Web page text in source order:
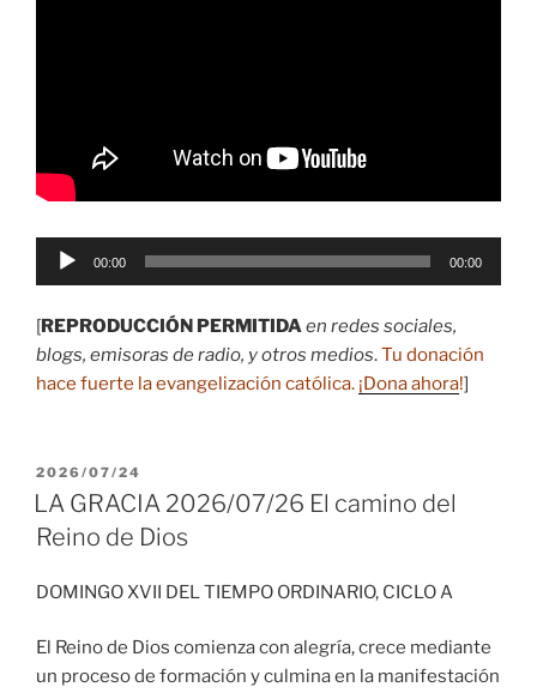
Reproductor
00:00 00:00
[REPRODUCCIÓN PERMITIDAen redes sociales,
blogs, emisoras de radio, y otros medios.Tu donación
hace fuerte la evangelización católica. ¡Dona ahora!]
PUBLICADO
EL
2026/07/24
LA GRACIA 2026/07/26 El camino del
Reino de Dios
DOMINGO XVII DEL TIEMPO ORDINARIO, CICLO A
El Reino de Dios comienza con alegría, crece mediante
un proceso de formación y culmina en la manifestación